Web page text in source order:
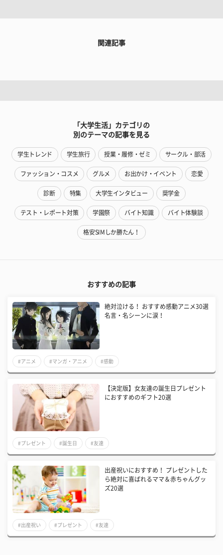
関連記事
「大学生活」カテゴリの
別のテーマの記事を見る
学生トレンド 学生旅行 授業・履修・ゼミ サークル・部活
ファッション・コスメ グルメ お出かけ・イベント 恋愛
診断 特集 大学生インタビュー 奨学金
テスト・レポート対策 学園祭 バイト知識 バイト体験談
格安SIMしか勝たん！
おすすめの記事
絶対泣ける！ おすすめ感動アニメ30選
名言・名シーンに涙！
#アニメ #マンガ・アニメ #感動
【決定版】女友達の誕生日プレゼント
におすすめのギフト20選
#プレゼント #誕生日 #友達
出産祝いにおすすめ！ プレゼントした
ら絶対に喜ばれるママ＆赤ちゃんグッ
ズ20選
#出産祝い #プレゼント #友達